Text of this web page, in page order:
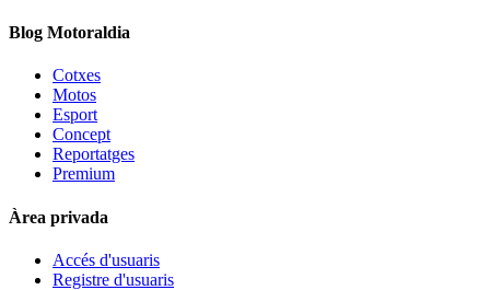
Blog Motoraldia
Cotxes
Motos
Esport
Concept
Reportatges
Premium
Àrea privada
Accés d'usuaris
Registre d'usuaris